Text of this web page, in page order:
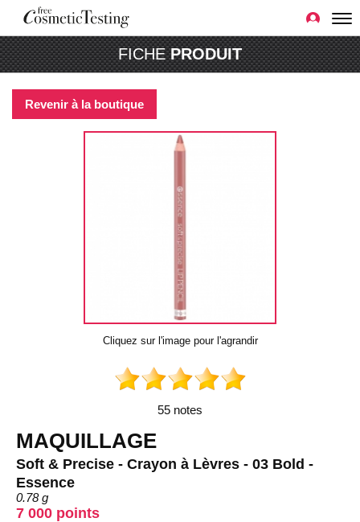
FICHEPRODUIT
Revenir à la boutique
Cliquez sur l'image pour l'agrandir
55 notes
MAQUILLAGE
Soft & Precise - Crayon à Lèvres - 03 Bold -
Essence
0.78 g
7 000 points